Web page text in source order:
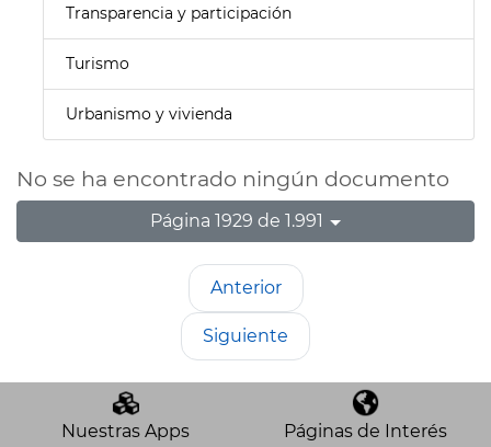
Transparencia y participación
Turismo
Urbanismo y vivienda
No se ha encontrado ningún documento
Página 1929 de 1.991
Anterior
Siguiente
Nuestras Apps Páginas de Interés